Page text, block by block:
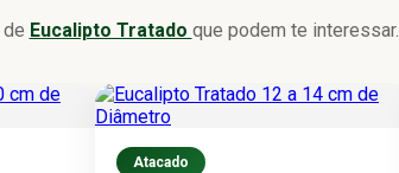
Eucalipto Tratado que podem te interessar.
Atacado